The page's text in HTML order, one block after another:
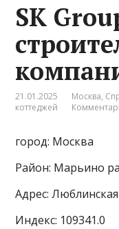
SK
21.01.2025 Москва,
коттеджей
город: Москва
Район: Марьино
Адрес:
Индекс: 109341.0